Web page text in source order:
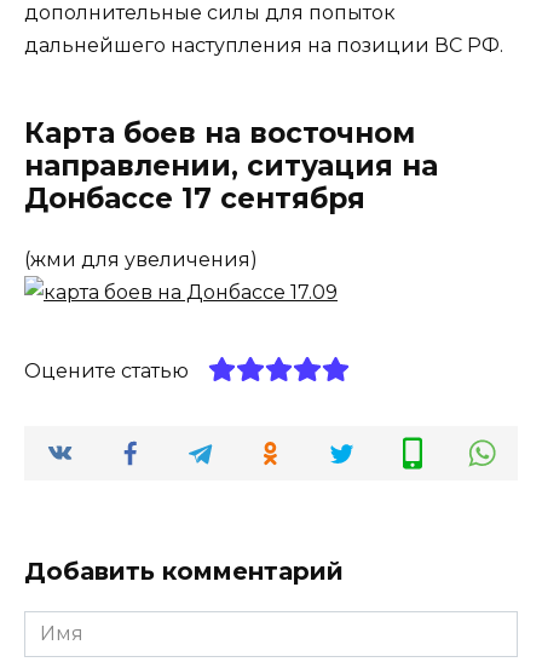
дополнительные силы для попыток
дальнейшего наступления на позиции ВС РФ.
Карта боев на восточном
направлении, ситуация на
Донбассе 17 сентября
(жми для увеличения)
Оцените статью
Добавить комментарий
Имя
*